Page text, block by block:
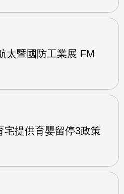
太暨國防工業展 FM
宅提供育嬰留停3政策